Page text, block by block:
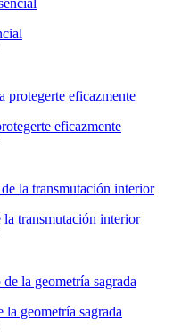
eficazmente
transmutación interior
geometría sagrada